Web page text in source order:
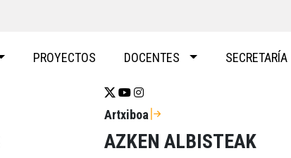
PROYECTOS DOCENTES SECRETARÍA
Se abrirá nueva ventana-twitter
Se abrirá nueva ventana-
Se abrirá nueva ventana-
Artxiboa
AZKEN ALBISTEAK